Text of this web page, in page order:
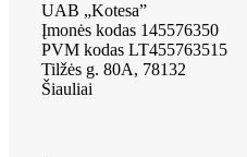
UAB „Kotesa”
Įmonės kodas 145576350
PVM kodas LT455763515
Tilžės g. 80A, 78132
Šiauliai